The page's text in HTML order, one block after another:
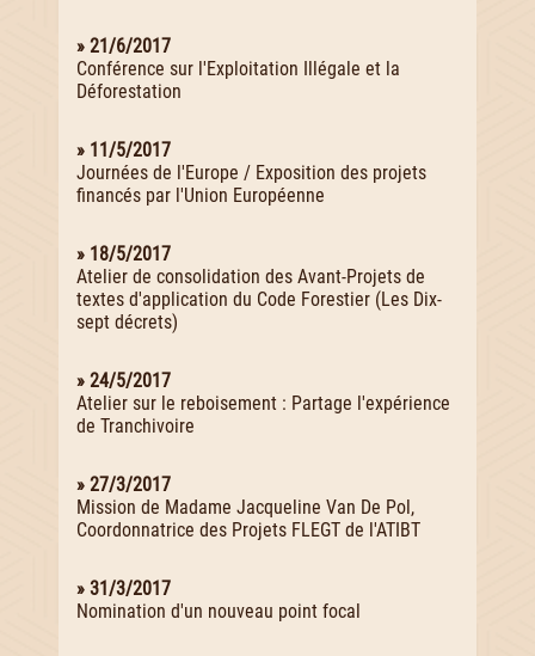
» 21/6/2017
Conférence sur l'Exploitation Illégale et la
Déforestation
» 11/5/2017
Journées de l'Europe / Exposition des projets
financés par l'Union Européenne
» 18/5/2017
Atelier de consolidation des Avant-Projets de
textes d'application du Code Forestier (Les Dix-
sept décrets)
» 24/5/2017
Atelier sur le reboisement : Partage l'expérience
de Tranchivoire
» 27/3/2017
Mission de Madame Jacqueline Van De Pol,
Coordonnatrice des Projets FLEGT de l'ATIBT
» 31/3/2017
Nomination d'un nouveau point focal